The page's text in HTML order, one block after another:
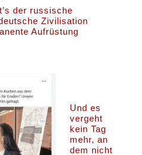
der russische
Zivilisation
Aufrüstung
Und es
vergeht
kein Tag
mehr, an
dem nicht